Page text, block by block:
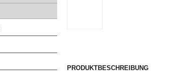
PRODUKTBESCHREIBUNG